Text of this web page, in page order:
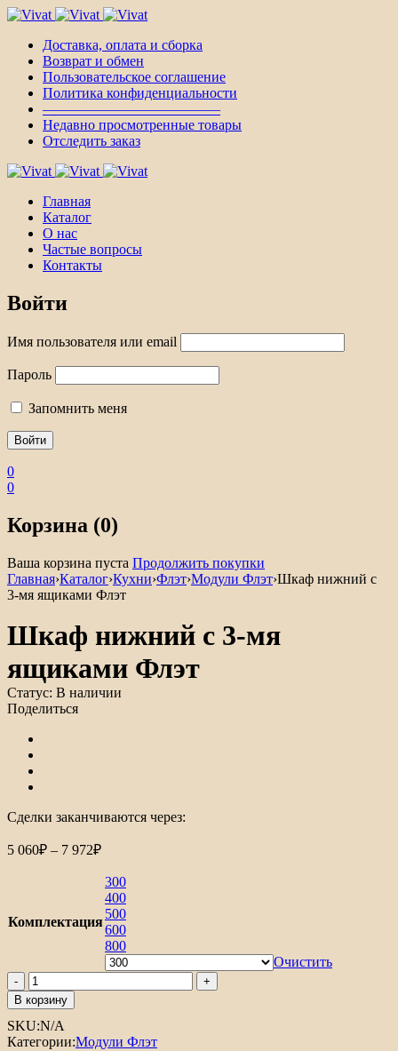
Доставка, оплата и сборка
Возврат и обмен
Пользовательское соглашение
Политика конфиденциальности
————————————–
Недавно просмотренные товары
Отследить заказ
Главная
Каталог
О нас
Частые вопросы
Контакты
Войти
Имя пользователя или email
Пароль
Запомнить меня
0
0
Корзина (0)
Ваша корзина пуста Продолжить покупки
Главная›Каталог›Кухни›Флэт›Модули Флэт›Шкаф нижний с
3-мя ящиками Флэт
Шкаф нижний с 3-мя
ящиками Флэт
Статус: В наличии
Поделиться
Сделки заканчиваются через:
5 060₽ – 7 972₽Диапазон
5
060₽
–
7
972₽
Комплектация
300
400
500
600
800
Очистить
Количество
товара
Шкаф
нижний
с
В корзину
SKU:N/A
Категории:Модули Флэт